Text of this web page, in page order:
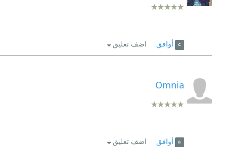
أوافق اضف تعليق
Omnia
أوافق اضف تعليق